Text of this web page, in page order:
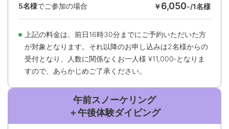
5名様でご参加の場合 ￥6,050-/1名様
上記の料⾦は、前⽇16時30分までにご予約いただいた⽅
が対象となります。それ以降のお申し込みは2名様からの
受付となり、⼈数に関係なくお⼀⼈様 ¥11,000‐となりま
すので、あらかじめご了承ください。
午前スノーケリング
＋午後体験ダイビング